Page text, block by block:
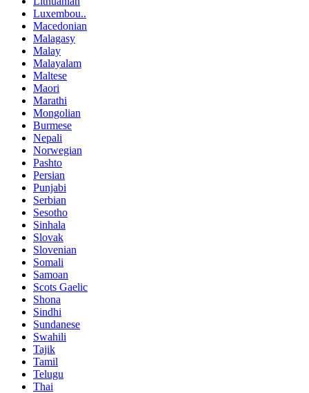
Luxembou..
Macedonian
Malagasy
Malay
Malayalam
Maltese
Maori
Marathi
Mongolian
Burmese
Nepali
Norwegian
Pashto
Persian
Punjabi
Serbian
Sesotho
Sinhala
Slovak
Slovenian
Somali
Samoan
Scots Gaelic
Shona
Sindhi
Sundanese
Swahili
Tajik
Tamil
Telugu
Thai